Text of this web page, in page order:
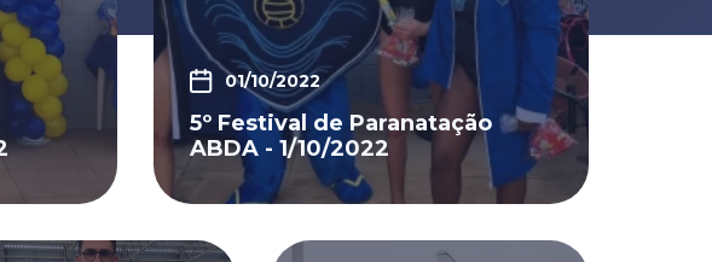
01/10/2022
5º Festival de Paranatação
ABDA - 1/10/2022